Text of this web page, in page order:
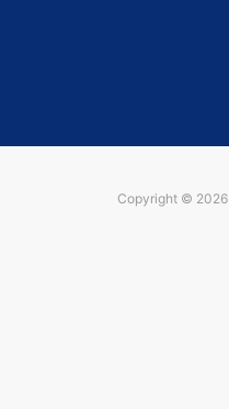
Copyright © 2026